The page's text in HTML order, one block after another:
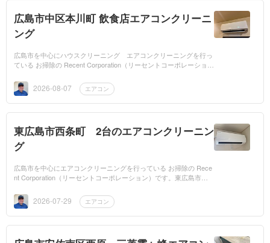
広島市中区本川町 飲食店エアコンクリーニ
ング
広島市を中心にハウスクリーニング エアコンクリーニングを行っ
ている お掃除の Recent Corporation（リーセントコーポレーショ
グして来ました...
2026-08-07 エアコン
東広島市西条町 2台のエアコンクリーニン
グ
広島市を中心にエアコンクリーニングを行っている お掃除の Rece
nt Corporation（リーセントコーポレーション）です。東広島市西
クリーニングに...
2026-07-29 エアコン